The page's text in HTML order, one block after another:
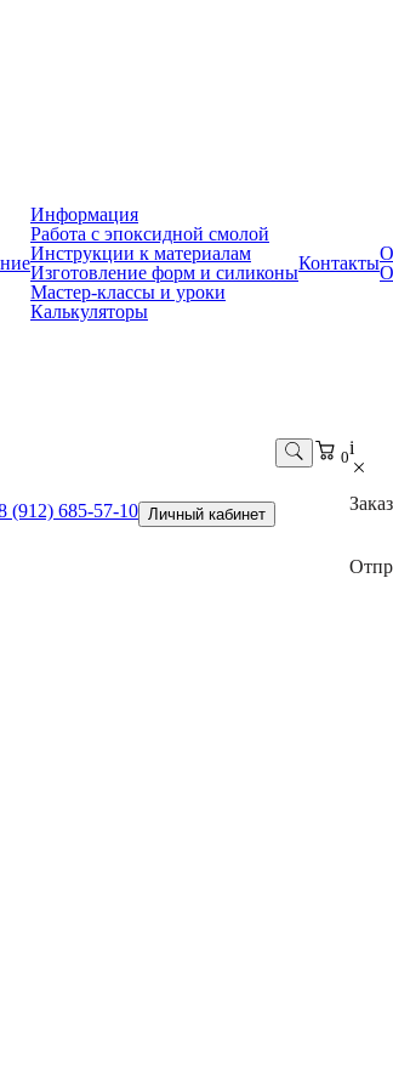
Информация
Работа с эпоксидной смолой
Инструкции к материалам
Изготовление форм и силиконы
Мастер-классы и уроки
Калькуляторы
Контакты
(912) 685-57-10 Личный кабинет
0i